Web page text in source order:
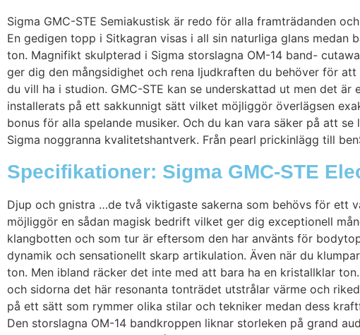
Sigma GMC-STE Semiakustisk är redo för alla framträdanden
En gedigen topp i Sitkagran visas i all sin naturliga glans medan
ton. Magnifikt skulpterad i Sigma storslagna OM-14 band-
ger dig den mångsidighet och rena ljudkraften du behöver för
du vill ha i studion. GMC-STE kan se underskattad ut men det
installerats på ett sakkunnigt sätt vilket möjliggör överlägsen
bonus för alla spelande musiker. Och du kan vara säker på att
Sigma noggranna kvalitetshantverk. Från pearl prickinlägg till
Specifikationer: Sigma GMC-STE
Djup och gnistra …de två viktigaste sakerna som behövs för ett
möjliggör en sådan magisk bedrift vilket ger dig exceptionell
klangbotten och som tur är eftersom den har använts för
dynamik och sensationellt skarp artikulation. Även när du
ton. Men ibland räcker det inte med att bara ha en kristallklar
och sidorna det här resonanta tonträdet utstrålar värme och
på ett sätt som rymmer olika stilar och tekniker medan dess
Den storslagna OM-14 bandkroppen liknar storleken på grand